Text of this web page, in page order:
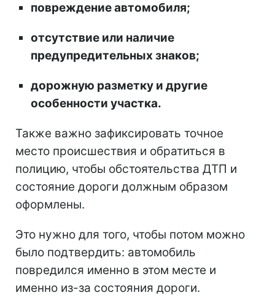
повреждение автомобиля;
отсутствие или наличие
предупредительных знаков;
дорожную разметку и другие
особенности участка.
Также важно зафиксировать точное
место происшествия и обратиться в
полицию, чтобы обстоятельства ДТП и
состояние дороги должным образом
оформлены.
Это нужно для того, чтобы потом можно
было подтвердить: автомобиль
повредился именно в этом месте и
именно из-за состояния дороги.